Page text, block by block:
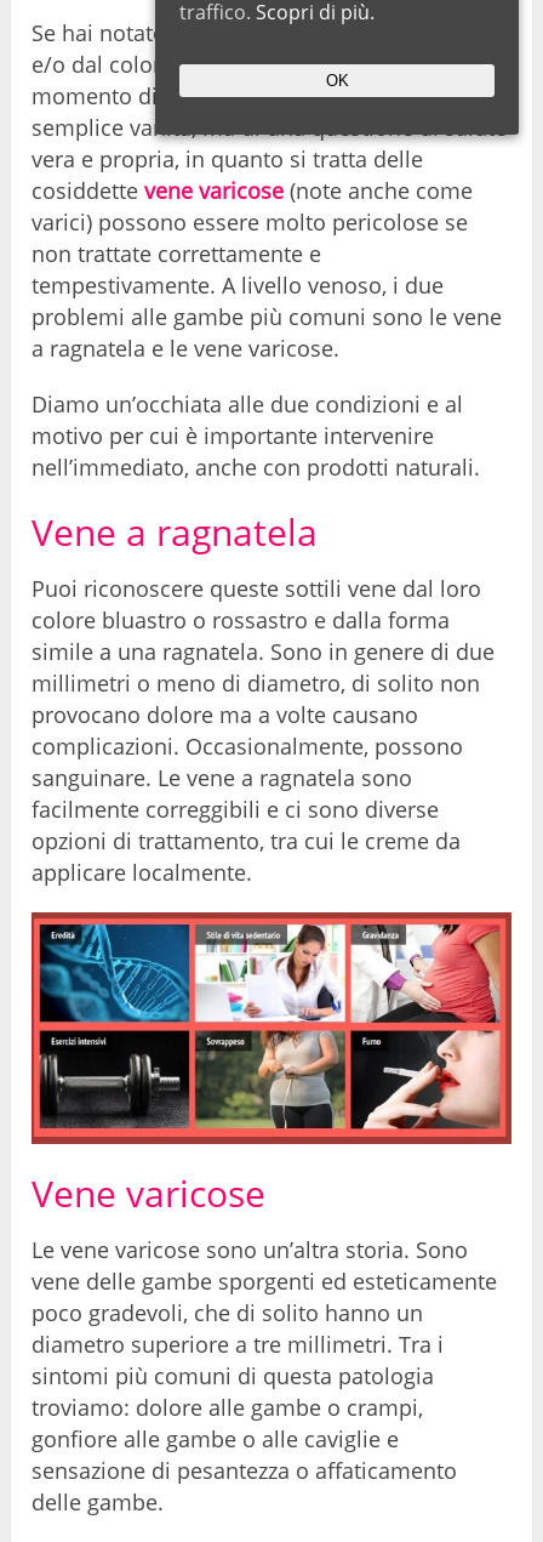
Se hai notato sulle gambe delle vene rigonfie
e/o dal colore violaceo sappi che è il
momento di intervenire. Non si tratta di
semplice vanità, ma di una questione di salute
vera e propria, in quanto si tratta delle
cosiddettevene varicose (note anche come
varici) possono essere molto pericolose se
non trattate correttamente e
tempestivamente. A livello venoso, i due
problemi alle gambe più comuni sono le vene
a ragnatela e le vene varicose.
Diamo un’occhiata alle due condizioni e al
motivo per cui è importante intervenire
nell’immediato, anche con prodotti naturali.
Vene a ragnatela
Puoi riconoscere queste sottili vene dal loro
colore bluastro o rossastro e dalla forma
simile a una ragnatela. Sono in genere di due
millimetri o meno di diametro, di solito non
provocano dolore ma a volte causano
complicazioni. Occasionalmente, possono
sanguinare. Le vene a ragnatela sono
facilmente correggibili e ci sono diverse
opzioni di trattamento, tra cui le creme da
applicare localmente.
Vene varicose
Le vene varicose sono un’altra storia. Sono
vene delle gambe sporgenti ed esteticamente
poco gradevoli, che di solito hanno un
diametro superiore a tre millimetri. Tra i
sintomi più comuni di questa patologia
troviamo: dolore alle gambe o crampi,
gonfiore alle gambe o alle caviglie e
sensazione di pesantezza o affaticamento
delle gambe.
traffico. Scopri di più.
OK